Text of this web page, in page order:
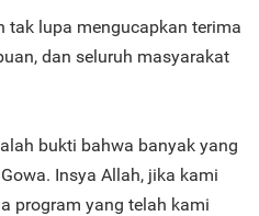
tak lupa mengucapkan terima
dan seluruh masyarakat
bukti bahwa banyak yang
Insya Allah, jika kami
program yang telah kami